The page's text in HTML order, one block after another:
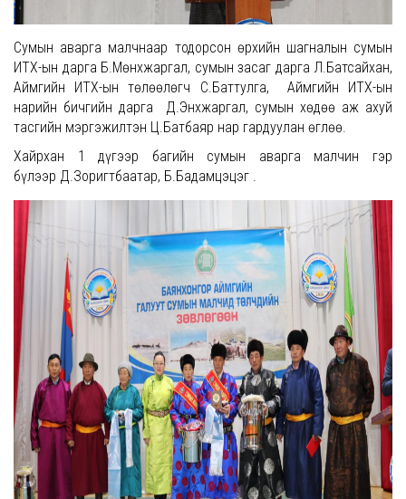
Сумын аварга малчнаар тодорсон өрхийн шагналын сумын
ИТХ-ын дарга Б.Мөнхжаргал, сумын засаг дарга Л.Батсайхан,
Аймгийн ИТХ-ын төлөөлөгч С.Баттулга, Аймгийн ИТХ-ын
нарийн бичгийн дарга Д.Энхжаргал, сумын хөдөө аж ахуй
тасгийн мэргэжилтэн Ц.Батбаяр нар гардуулан өглөө.
Хайрхан 1 дүгээр багийн сумын аварга малчин гэр
бүлээр Д.Зоригтбаатар, Б.Бадамцэцэг .